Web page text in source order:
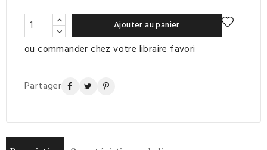
Ajouter au panier
ou commander chez votre libraire favori
Partager